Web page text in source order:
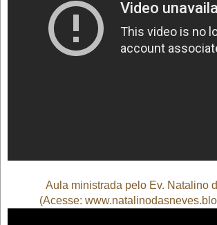
Aula ministrada pelo Ev. Natalino
(Acesse: www.